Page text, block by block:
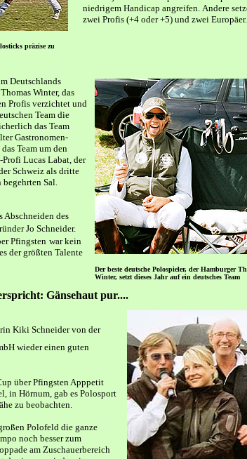
präzise zu
niedrigem Handicap angreifen. Andere
zwei Profis (+4 oder +5) und zwei Europäer.
Deutschlands
Winter, das
Profis verzichtet und
Team die
das Team
Gastronomen-
Team um den
Lucas Labat, der
Schweiz als dritte
Sal.
Abschneiden des
Jo Schneider.
Pfingsten war kein
der größten Talente
Der beste deutsche Polospieler, der Hamburger
Winter, setzt dieses Jahr auf ein deutsches Team
Gänsehaut pur....
Kiki Schneider von der
wieder einen guten
über Pfingsten Apppetit
in Hörnum, gab es Polosport
zu beobachten.
Polofeld die ganze
noch besser zum
am Zuschauerbereich